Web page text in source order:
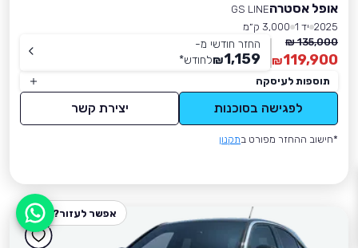
אופל אסטרהGS LINE
2025 יד 1
3,000 ק״מ
135,000 ₪
119,900
₪
החזר חודשי מ-
1,159
₪לחודש*
תוספות לעיסקה
לפגישה בסוכנות יצירת קשר
*חישוב ההחזר מפורט בתקנון
אפשר לעזור?